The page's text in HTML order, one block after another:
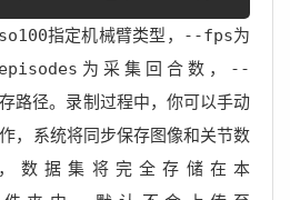
指定机械臂类型， --fps为
为采集回合数，
--
路径。录制过程中，你可以手动
，系统将同步保存图像和关节数
数据集将完全存储在本